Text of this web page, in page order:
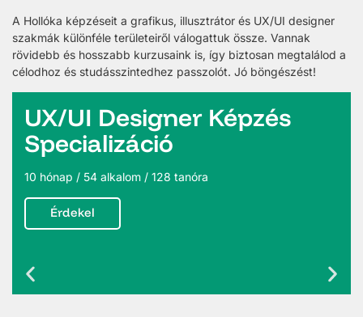
A Hollóka képzéseit a grafikus, illusztrátor és UX/UI designer
szakmák különféle területeiről válogattuk össze. Vannak
rövidebb és hosszabb kurzusaink is, így biztosan megtalálod a
célodhoz és studásszintedhez passzolót. Jó böngészést!
Designer Képzés
/ 54 alkalom / 128 tanóra